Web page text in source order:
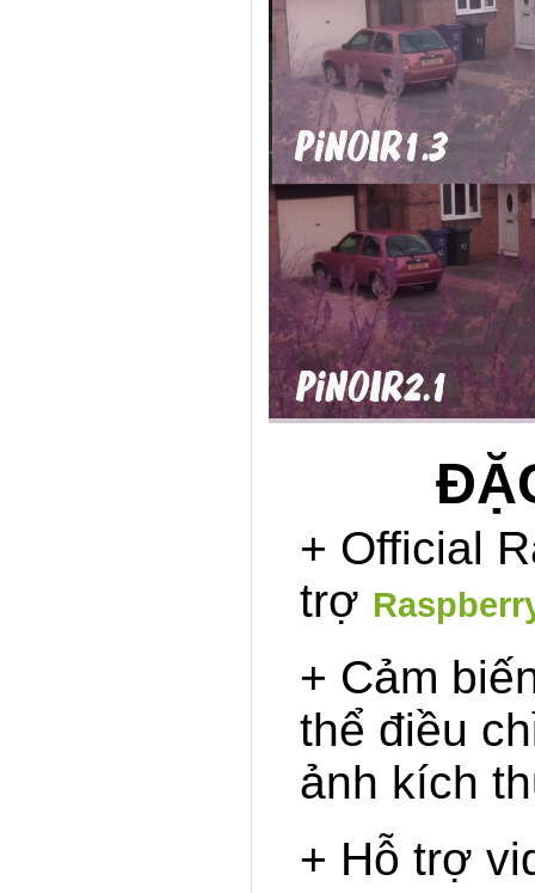
+ Official
trợ
+ Cảm
thể điều
ảnh kích
+ Hỗ trợ